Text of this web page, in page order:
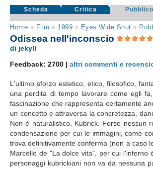
Scheda Critica Pubblico
Home » Film » 1999 » Eyes Wide Shut »
Odissea nell'inconscio
di jekyll
Feedback: 2700 |altri commenti e
L'ultimo sforzo estetico, etico, filosofico,
una perdita di tempo lavorare come egli
fascinazione che rappresenta certamente
un concetto e attraversa la concretezza,
Non è naturalistico, Kubrick. Forse nessun
condensazione per cui le immagini, come
trova definitivamente conferma (non a caso
Marcello de "La dolce vita", per cui
personaggi kubrickiani non va da nessuna